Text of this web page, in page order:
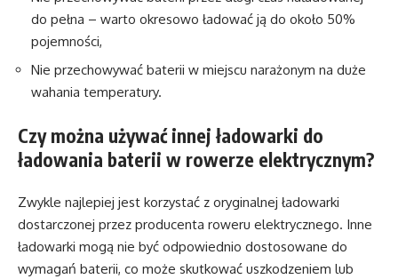
do pełna – warto okresowo ładować ją do około 50%
pojemności,
Nie przechowywać baterii w miejscu narażonym na duże
wahania temperatury.
Czy można używać innej ładowarki do
ładowania baterii w rowerze elektrycznym?
Zwykle najlepiej jest korzystać z oryginalnej ładowarki
dostarczonej przez producenta roweru elektrycznego. Inne
ładowarki mogą nie być odpowiednio dostosowane do
wymagań baterii, co może skutkować uszkodzeniem lub